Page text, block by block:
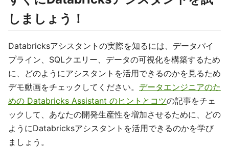
しましょう！
Databricksアシスタントの実際を知るには、データパイ
プライン、SQLクエリー、データの可視化を構築するため
に、どのようにアシスタントを活用できるのかを見るため
デモ動画をチェックしてください。 データエンジニアのた
めの Databricks Assistant のヒントとコツの記事をチェ
ックして、あなたの開発生産性を増加させるために、どの
ようにDatabricksアシスタントを活用できるのかを学び
ましょう。